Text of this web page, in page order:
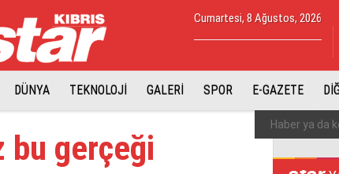
Cumartesi, 8 Ağustos, 2026
DÜNYA TEKNOLOJİ GALERİ SPOR E-GAZETE
bu gerçeği